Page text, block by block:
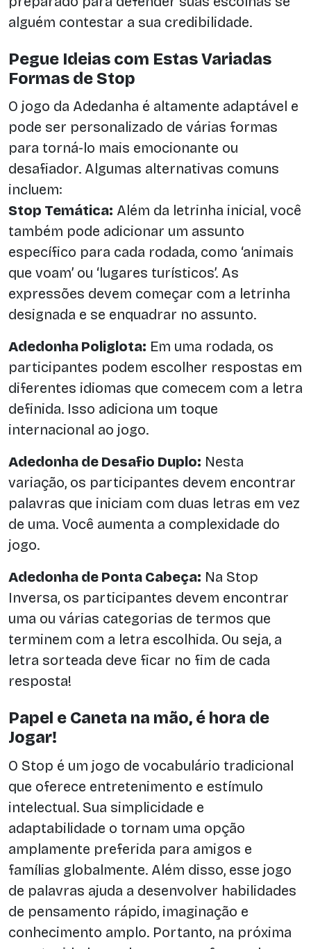
alguém contestar a sua credibilidade.
Pegue Ideias com Estas Variadas
Formas de Stop
O jogo da Adedanha é altamente adaptável e
pode ser personalizado de várias formas
para torná-lo mais emocionante ou
desafiador. Algumas alternativas comuns
incluem:
Stop Temática: Além da letrinha inicial, você
também pode adicionar um assunto
específico para cada rodada, como ‘animais
que voam’ ou ‘lugares turísticos’. As
expressões devem começar com a letrinha
designada e se enquadrar no assunto.
Adedonha Poliglota: Em uma rodada, os
participantes podem escolher respostas em
diferentes idiomas que comecem com a letra
definida. Isso adiciona um toque
internacional ao jogo.
Adedonha de Desafio Duplo: Nesta
variação, os participantes devem encontrar
palavras que iniciam com duas letras em vez
de uma. Você aumenta a complexidade do
jogo.
Adedonha de Ponta Cabeça: Na Stop
Inversa, os participantes devem encontrar
uma ou várias categorias de termos que
terminem com a letra escolhida. Ou seja, a
letra sorteada deve ficar no fim de cada
resposta!
Papel e Caneta na mão, é hora de
Jogar!
O Stop é um jogo de vocabulário tradicional
que oferece entretenimento e estímulo
intelectual. Sua simplicidade e
adaptabilidade o tornam uma opção
amplamente preferida para amigos e
famílias globalmente. Além disso, esse jogo
de palavras ajuda a desenvolver habilidades
de pensamento rápido, imaginação e
conhecimento amplo. Portanto, na próxima